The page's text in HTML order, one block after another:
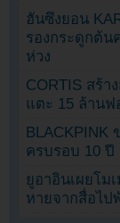
ฮันซึงยอน
รองกระดูกต้น
ห่วง
CORTIS สร้า
แตะ 15 ล้านฟ
BLACKPINK
ครบรอบ 10 ปี
ยูอาอินเผยโม
หายจากสื่อไ